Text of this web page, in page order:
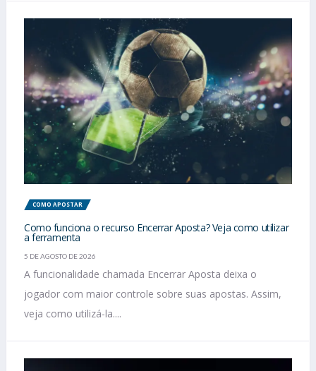
COMO APOSTAR
Como funciona o recurso Encerrar Aposta? Veja como utilizar
a ferramenta
5 DE AGOSTO DE 2026
A funcionalidade chamada Encerrar Aposta deixa o
jogador com maior controle sobre suas apostas. Assim,
veja como utilizá-la....